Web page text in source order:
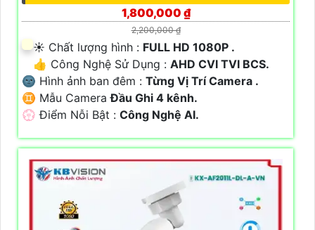
1,800,000 ₫
2,200,000 ₫
☀️ Chất lượng hình : FULL HD 1080P .
👍 Công Nghệ Sử Dụng : AHD CVI TVI BCS.
🌚 Hình ảnh ban đêm : Từng Vị Trí Camera .
♊ Mẫu CameraĐầu Ghi 4 kênh.
️💮 Điểm Nỗi Bật : Công Nghệ AI.